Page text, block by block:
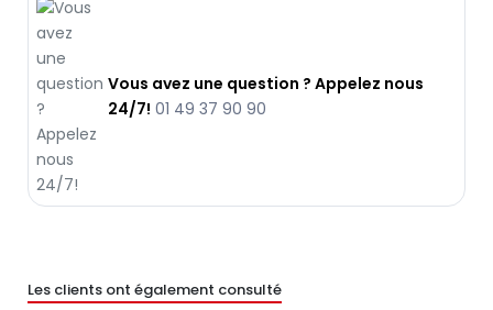
Vous avez une question ? Appelez nous
24/7! 01 49 37 90 90
Les clients ont également consulté